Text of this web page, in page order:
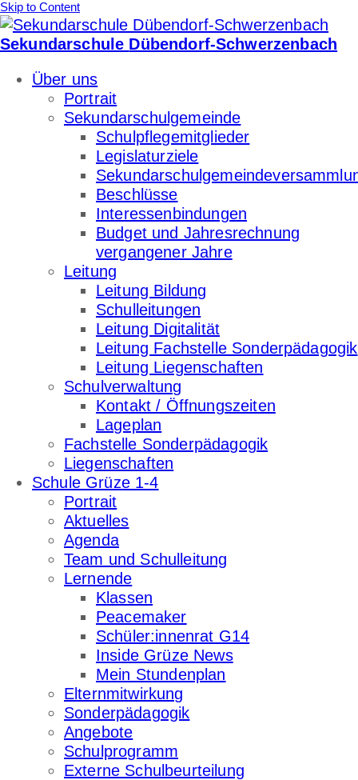
Skip to Content
Sekundarschule Dübendorf-Schwerzenbach
Über uns
Portrait
Sekundarschulgemeinde
Schulpflegemitglieder
Legislaturziele
Beschlüsse
Interessenbindungen
Budget und Jahresrechnung
vergangener Jahre
Leitung
Leitung Bildung
Schulleitungen
Leitung Digitalität
Leitung Fachstelle Sonderpädagogik
Leitung Liegenschaften
Schulverwaltung
Kontakt / Öffnungszeiten
Lageplan
Fachstelle Sonderpädagogik
Liegenschaften
Schule Grüze 1-4
Portrait
Aktuelles
Agenda
Team und Schulleitung
Lernende
Klassen
Peacemaker
Schüler:innenrat G14
Inside Grüze News
Mein Stundenplan
Elternmitwirkung
Sonderpädagogik
Angebote
Schulprogramm
Externe Schulbeurteilung